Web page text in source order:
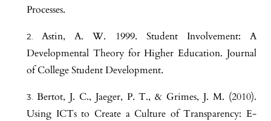
Processes.
Astin, A. W. 1999. Student Involvement: A
Developmental Theory for Higher Education. Journal
of College Student Development.
Bertot, J. C., Jaeger, P. T., & Grimes, J. M. (2010).
Using ICTs to Create a Culture of Transparency: E-